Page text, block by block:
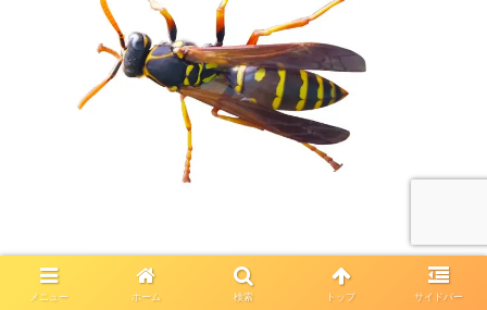
見た目
メニュー ホーム 検索 トップ サイドバー